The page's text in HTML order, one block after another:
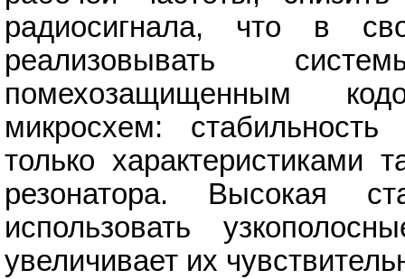
радиосигнала, что в
реализовывать
помехозащищенным
микросхем:
только характеристиками
резонатора. Высокая
использовать
увеличивает их